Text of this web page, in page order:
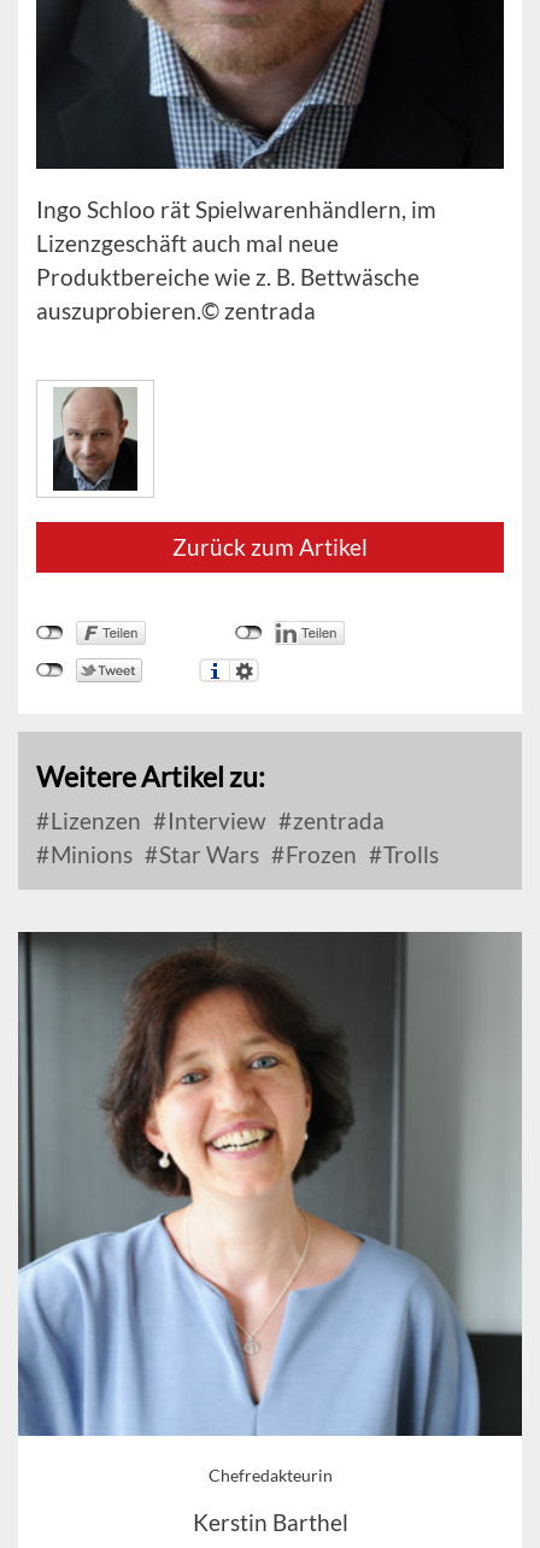
Ingo Schloo rät Spielwarenhändlern, im
Lizenzgeschäft auch mal neue
Produktbereiche wie z. B. Bettwäsche
auszuprobieren.© zentrada
Zurück zum Artikel
Weitere Artikel zu:
Lizenzen Interview
zentrada
Minions
Star Wars Frozen Trolls
Chefredakteurin
Kerstin Barthel